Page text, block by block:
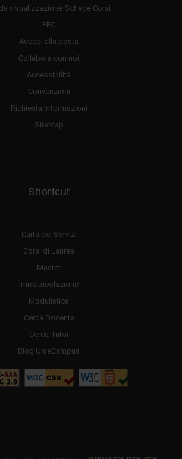
visualizzazione Schede Corsi
PEC
Accedi alla posta
Collabora con noi
Accessibilità
Convenzioni
Richiesta Informazioni
SiteMap
Shortcut
Carta dei Servizi
Corsi di Laurea
Master
Immatricolazione
Modulistica
Cerca Docente
Cerca Tutor
Blog UnieCampus